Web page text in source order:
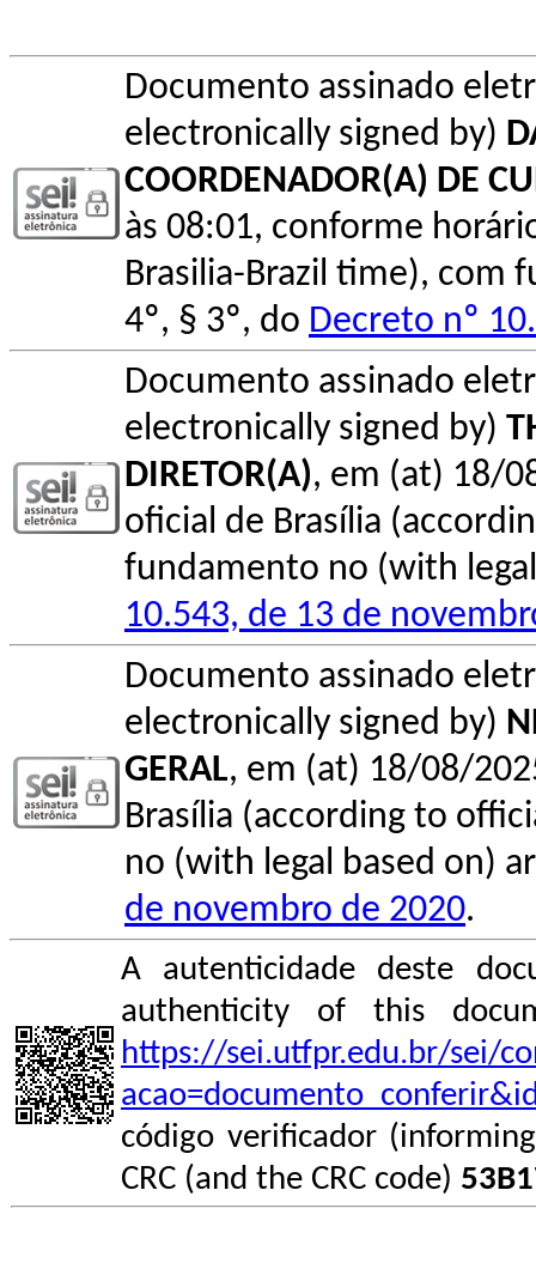
Documento assinado
electronically signed by)
COORDENADOR(A) DE
às 08:01, conforme
Brasilia-Brazil time), com
4º, § 3º, do Decreto nº
Documento assinado
electronically signed by)
DIRETOR(A), em (at) 18/
oficial de Brasília
fundamento no (with
10.543, de 13 de
Documento assinado
electronically signed by)
GERAL, em (at) 18/08/
Brasília (according to
no (with legal based on)
de novembro de 2020.
A autenticidade deste
authenticity of this
https://sei.utfpr.edu.br/sei/
código verificador
CRC (and the CRC code)